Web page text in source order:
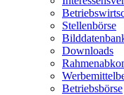
Stellenbörse
Downloads
Betriebsbörse